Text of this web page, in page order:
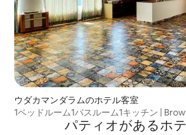
ウダカマンダラムのホテル客室
1ベッドルーム1バスルーム1キッチン |
The Earthy Nestパティオがあるホ⁠